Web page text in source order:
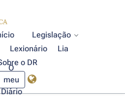
Legislação
Lexionário
Lia
o DR
O
meu
Diário